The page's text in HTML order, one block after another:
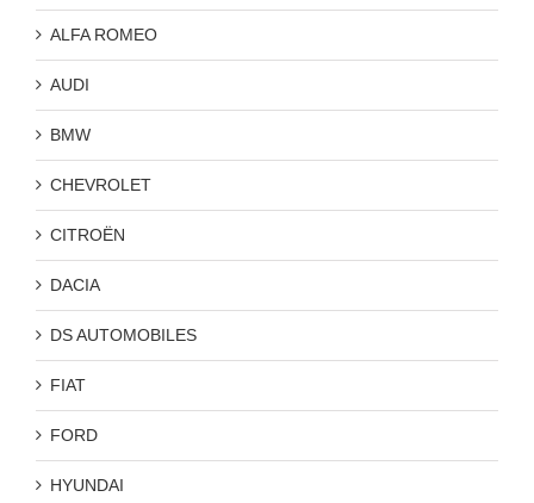
ALFA ROMEO
AUDI
BMW
CHEVROLET
CITROËN
DACIA
DS AUTOMOBILES
FIAT
FORD
HYUNDAI